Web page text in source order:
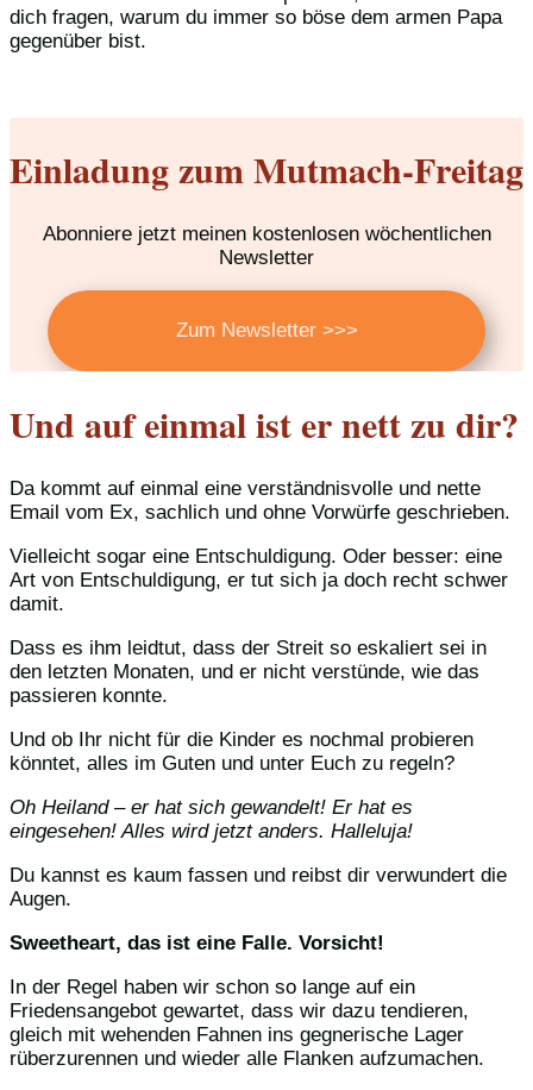
dich fragen, warum du immer so böse dem armen Papa
gegenüber bist.
Einladung zum Mutmach-Freitag
Abonniere jetzt meinen kostenlosen wöchentlichen
Newsletter
Zum Newsletter >>>
Und auf einmal ist er nett zu dir?
Da kommt auf einmal eine verständnisvolle und nette
Email vom Ex, sachlich und ohne Vorwürfe geschrieben.
Vielleicht sogar eine Entschuldigung. Oder besser: eine
Art von Entschuldigung, er tut sich ja doch recht schwer
damit.
Dass es ihm leidtut, dass der Streit so eskaliert sei in
den letzten Monaten, und er nicht verstünde, wie das
passieren konnte.
Und ob Ihr nicht für die Kinder es nochmal probieren
könntet, alles im Guten und unter Euch zu regeln?
Oh Heiland – er hat sich gewandelt! Er hat es
eingesehen! Alles wird jetzt anders. Halleluja!
Du kannst es kaum fassen und reibst dir verwundert die
Augen.
Sweetheart, das ist eine Falle. Vorsicht!
In der Regel haben wir schon so lange auf ein
Friedensangebot gewartet, dass wir dazu tendieren,
gleich mit wehenden Fahnen ins gegnerische Lager
rüberzurennen und wieder alle Flanken aufzumachen.